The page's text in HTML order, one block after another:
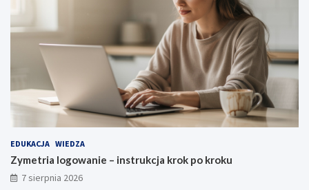
EDUKACJA WIEDZA
Zymetria logowanie – instrukcja krok po kroku
7 sierpnia 2026